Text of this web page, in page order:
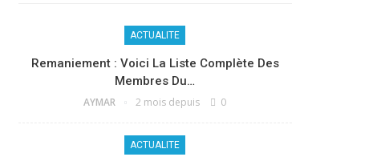
ACTUALITE
Remaniement : Voici La Liste Complète Des
Membres Du…
AYMAR 2 mois depuis 0
ACTUALITE